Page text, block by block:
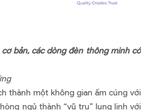
bản, các dòng đèn thông minh có
thành một không gian ấm cúng với
ngủ thành “vũ trụ” lung linh với